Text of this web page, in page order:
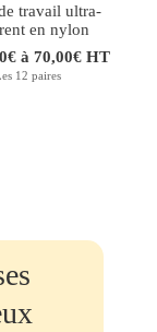
travail ultra-
en nylon
à 70,00€ HT
12 paires